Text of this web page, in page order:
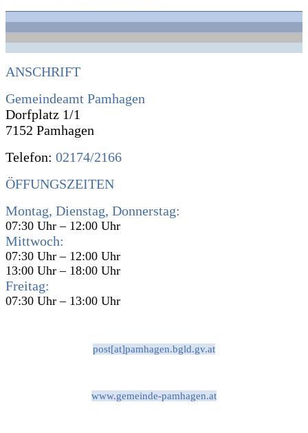
ANSCHRIFT
Gemeindeamt Pamhagen
Dorfplatz 1/1
7152 Pamhagen
Telefon: 02174/2166
ÖFFUNGSZEITEN
Montag, Dienstag, Donnerstag:
07:30 Uhr – 12:00 Uhr
Mittwoch:
07:30 Uhr – 12:00 Uhr
13:00 Uhr – 18:00 Uhr
Freitag:
07:30 Uhr – 13:00 Uhr
post[at]pamhagen.bgld.gv.at
www.gemeinde-pamhagen.at